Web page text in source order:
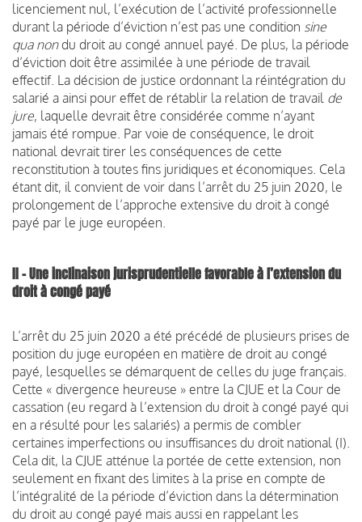
licenciement nul, l’exécution de l’activité professionnelle
durant la période d’éviction n’est pas une condition sine
qua nondu droit au congé annuel payé. De plus, la période
d’éviction doit être assimilée à une période de travail
effectif. La décision de justice ordonnant la réintégration du
salarié a ainsi pour effet de rétablir la relation de travail de
jure, laquelle devrait être considérée comme n’ayant
jamais été rompue. Par voie de conséquence, le droit
national devrait tirer les conséquences de cette
reconstitution à toutes fins juridiques et économiques. Cela
étant dit, il convient de voir dans l’arrêt du 25 juin 2020, le
prolongement de l’approche extensive du droit à congé
payé par le juge européen.
II – Une inclinaison jurisprudentielle favorable à l’extension du
droit à congé payé
L’arrêt du 25 juin 2020 a été précédé de plusieurs prises de
position du juge européen en matière de droit au congé
payé, lesquelles se démarquent de celles du juge français.
Cette « divergence heureuse » entre la CJUE et la Cour de
cassation (eu regard à l’extension du droit à congé payé qui
en a résulté pour les salariés) a permis de combler
certaines imperfections ou insuffisances du droit national (I).
Cela dit, la CJUE atténue la portée de cette extension, non
seulement en fixant des limites à la prise en compte de
l’intégralité de la période d’éviction dans la détermination
du droit au congé payé mais aussi en rappelant les